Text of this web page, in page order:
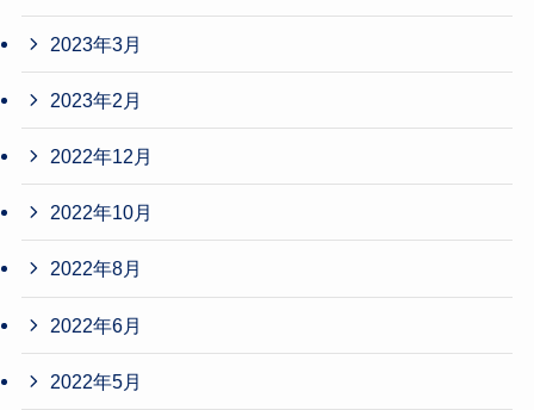
2023年3月
2023年2月
2022年12月
2022年10月
2022年8月
2022年6月
2022年5月